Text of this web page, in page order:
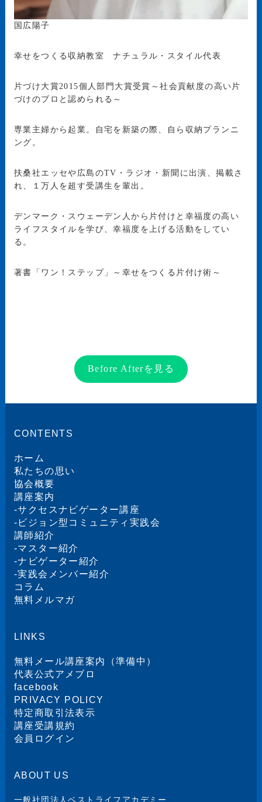
国広陽子
幸せをつくる収納教室 ナチュラル・スタイル代表
片づけ大賞2015個人部門大賞受賞～社会貢献度の高い片
づけのプロと認められる～
専業主婦から起業。自宅を新築の際、自ら収納プランニ
ング。
扶桑社エッセや広島のTV・ラジオ・新聞に出演、掲載さ
れ、１万人を超す受講生を輩出。
デンマーク・スウェーデン人から片付けと幸福度の高い
ライフスタイルを学び、幸福度を上げる活動をしてい
る。
著書「ワン！ステップ」～幸せをつくる片付け術～
Before Afterを見る
CONTENTS
ホーム
私たちの思い
協会概要
講座案内
-サクセスナビゲーター講座
- ビジョン型コミュニティ実践会
講師紹介
-マスター紹介
-ナビゲーター紹介
-実践会メンバー紹介
コラム
無料メルマガ
LINKS
無料メール講座案内（準備中）
代表公式アメブロ
facebook
PRIVACY POLICY
特定商取引法表示
講座受講規約
会員ログイン
ABOUT US
一般社団法人ベストライフアカデミー